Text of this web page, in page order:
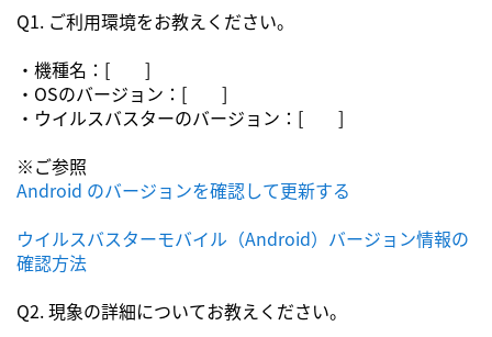
Q1. ご利用環境をお教えください。
・機種名：[ ]
・OSのバージョン：[ ]
・ウイルスバスターのバージョン：[ ]
※ご参照
Android のバージョンを確認して更新する
ウイルスバスターモバイル（Android）バージョン情報の
確認方法
Q2. 現象の詳細についてお教えください。